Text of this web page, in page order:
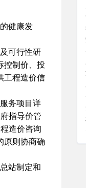
健康发
可行性研
控制价、投
工程造价信
务项目详
指导价管
造价咨询
原则协商确
站制定和